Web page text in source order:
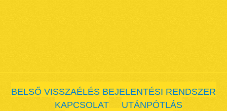
BELSŐ VISSZAÉLÉS BEJELENTÉSI RENDSZER
KAPCSOLAT
UTÁNPÓTLÁS